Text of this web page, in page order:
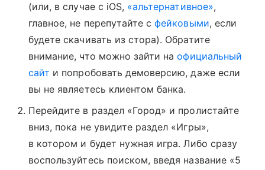
(или, в случае с iOS, «альтернативное»,
главное, не перепутайте сфейковыми, если
будете скачивать из стора). Обратите
внимание, что можно зайти наофициальный
сайт и попробовать демоверсию, даже если
вы не являетесь клиентом банка.
Перейдите в раздел «Город» и пролистайте
вниз, пока не увидите раздел «Игры»,
в котором и будет нужная игра. Либо сразу
воспользуйтесь поиском, введя название «5